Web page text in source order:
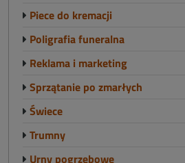
Piece do kremacji
Poligrafia funeralna
Reklama i marketing
Sprzątanie po zmarłych
Świece
Trumny
Urny pogrzebowe